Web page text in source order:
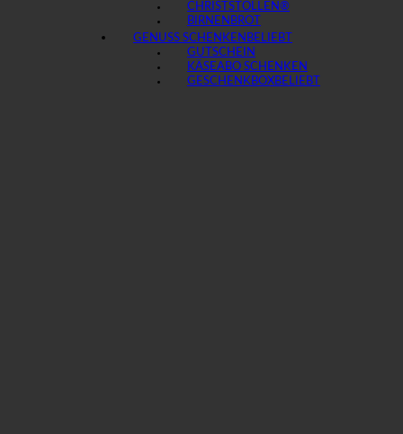
CHRISTSTOLLEN®
BIRNENBROT
GENUSS SCHENKEN
GUTSCHEIN
KÄSEABO SCHENKEN
GESCHENKBOX